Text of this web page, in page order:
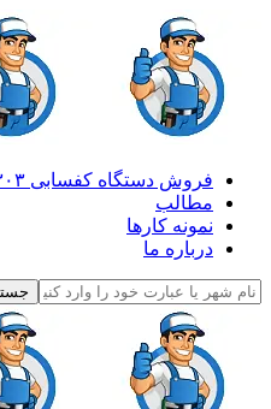
فروش دستگاه کفسابی ۰۹۱۲۱۹۸۶۳۰۳
مطالب
نمونه کارها
درباره ما